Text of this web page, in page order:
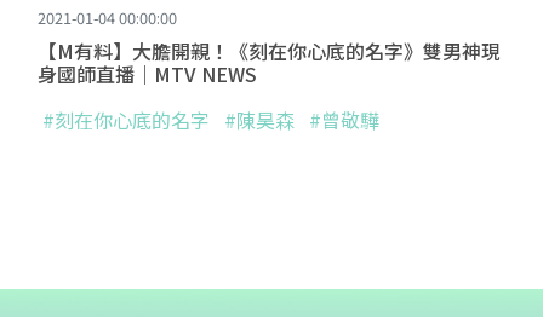
2021-01-04 00:00:00
【M有料】大膽開親！《刻在你心底的名字》雙男神現
身國師直播｜MTV NEWS
#刻在你心底的名字 #陳昊森 #曾敬驊